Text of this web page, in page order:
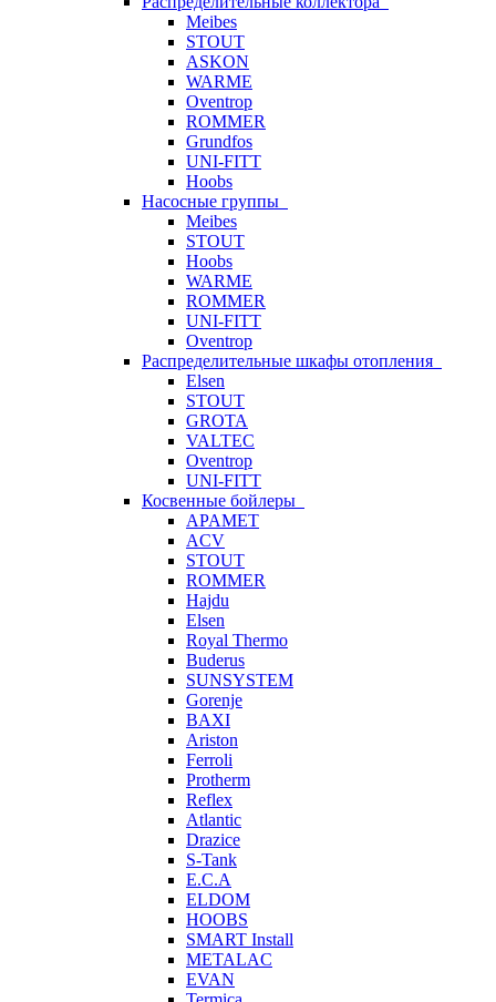
Meibes
STOUT
ASKON
WARME
Oventrop
ROMMER
Grundfos
UNI-FITT
Hoobs
Насосные группы
Meibes
STOUT
Hoobs
WARME
ROMMER
UNI-FITT
Oventrop
Распределительные шкафы отопления
Elsen
STOUT
GROTA
VALTEC
Oventrop
UNI-FITT
Косвенные бойлеры
APAMET
ACV
STOUT
ROMMER
Hajdu
Elsen
Royal Thermo
Buderus
SUNSYSTEM
Gorenje
BAXI
Ariston
Ferroli
Protherm
Reflex
Atlantic
Drazice
S-Tank
E.C.A
ELDOM
HOOBS
SMART Install
METALAC
EVAN